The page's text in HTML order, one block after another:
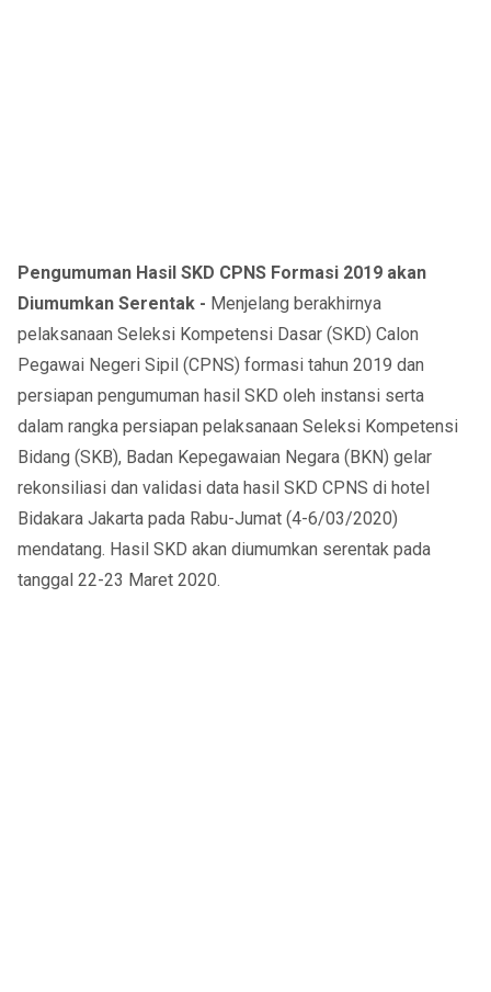
Pengumuman Hasil SKD CPNS Formasi 2019 akan
Diumumkan Serentak - Menjelang berakhirnya
pelaksanaan Seleksi Kompetensi Dasar (SKD) Calon
Pegawai Negeri Sipil (CPNS) formasi tahun 2019 dan
persiapan pengumuman hasil SKD oleh instansi serta
dalam rangka persiapan pelaksanaan Seleksi Kompetensi
Bidang (SKB), Badan Kepegawaian Negara (BKN) gelar
rekonsiliasi dan validasi data hasil SKD CPNS di hotel
Bidakara Jakarta pada Rabu-Jumat (4-6/03/2020)
mendatang. Hasil SKD akan diumumkan serentak pada
tanggal 22-23 Maret 2020.